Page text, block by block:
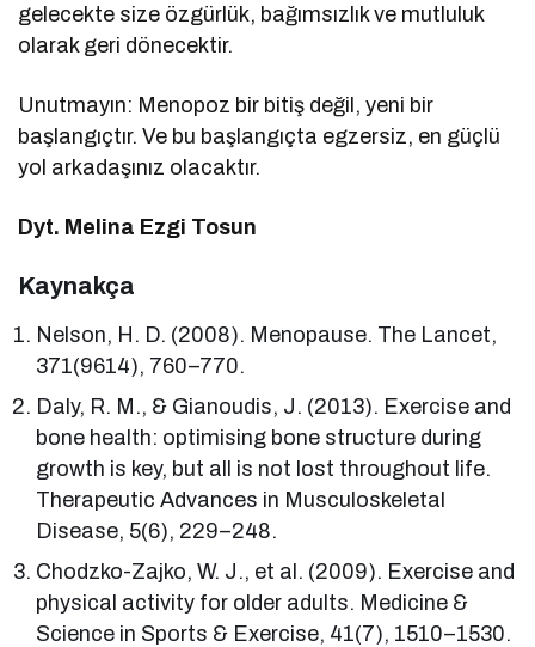
gelecekte size özgürlük, bağımsızlık ve mutluluk
olarak geri dönecektir.
Unutmayın: Menopoz bir bitiş değil, yeni bir
başlangıçtır. Ve bu başlangıçta egzersiz, en güçlü
yol arkadaşınız olacaktır.
Dyt. Melina Ezgi Tosun
Kaynakça
Nelson, H. D. (2008). Menopause. The Lancet,
371(9614), 760–770.
Daly, R. M., & Gianoudis, J. (2013). Exercise and
bone health: optimising bone structure during
growth is key, but all is not lost throughout life.
Therapeutic Advances in Musculoskeletal
Disease, 5(6), 229–248.
Chodzko-Zajko, W. J., et al. (2009). Exercise and
physical activity for older adults. Medicine &
Science in Sports & Exercise, 41(7), 1510–1530.